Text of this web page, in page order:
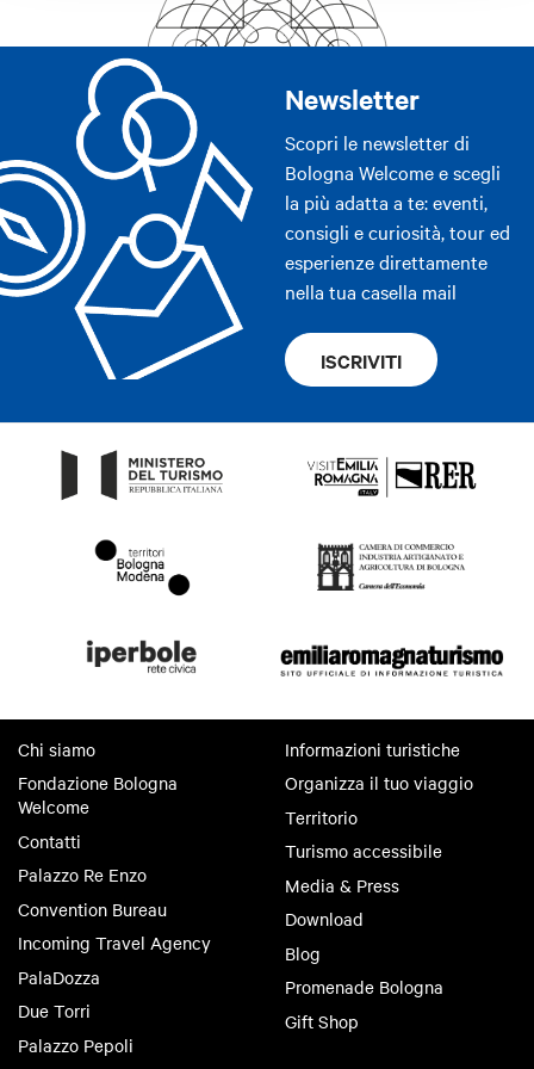
Newsletter
Scopri le newsletter di
Bologna Welcome e scegli
la più adatta a te: eventi,
consigli e curiosità, tour ed
esperienze direttamente
nella tua casella mail
ISCRIVITI
Chi siamo
Fondazione Bologna
Welcome
Contatti
Palazzo Re Enzo
Convention Bureau
Incoming Travel Agency
PalaDozza
Due Torri
Palazzo Pepoli
Informazioni turistiche
Organizza il tuo viaggio
Territorio
Turismo accessibile
Media & Press
Download
Blog
Promenade Bologna
Gift Shop